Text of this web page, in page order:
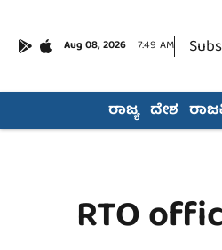
Aug 08, 2026 7:49 AM
ರಾಜ್ಯ ದೇಶ
RTO